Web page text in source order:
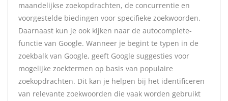
maandelijkse zoekopdrachten, de concurrentie en
voorgestelde biedingen voor specifieke zoekwoorden.
Daarnaast kun je ook kijken naar de autocomplete-
functie van Google. Wanneer je begint te typen in de
zoekbalk van Google, geeft Google suggesties voor
mogelijke zoektermen op basis van populaire
zoekopdrachten. Dit kan je helpen bij het identificeren
van relevante zoekwoorden die vaak worden gebruikt